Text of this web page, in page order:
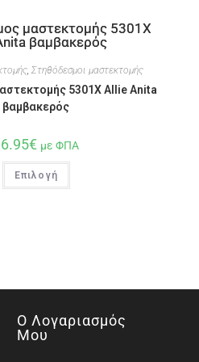
, Στηθόδεσμοι μαστεκτομής
5301X Allie Anita
βαμβακερός
€ με ΦΠΑ
Επιλογή
Ο Λογαριασμός
Μου